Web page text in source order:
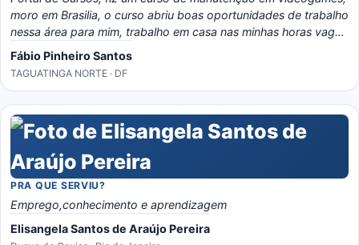
moro em Brasilia, o curso abriu boas oportunidades de trabalho
nessa área para mim, trabalho em casa nas minhas horas vagas
e o material é bem eladorado, separado por temas e matérias,
recomendo o portal, é instrutivo e traz conhecimento certo!
Fábio Pinheiro Santos
TAGUATINGA NORTE · DF
PRA QUE SERVIU?
Emprego,conhecimento e aprendizagem
Elisangela Santos de Araújo Pereira